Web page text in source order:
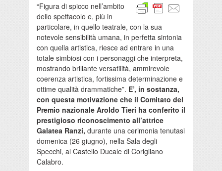
“Figura di spicco nell’ambito
dello spettacolo e, più in
particolare, in quello teatrale, con la sua
notevole sensibilità umana, in perfetta sintonia
con quella artistica, riesce ad entrare in una
totale simbiosi con i personaggi che interpreta,
mostrando brillante versatilità, ammirevole
coerenza artistica, fortissima determinazione e
ottime qualità drammatiche”. E’, in sostanza,
con questa motivazione che il Comitato del
Premio nazionale Aroldo Tieri ha conferito il
prestigioso riconoscimento all’attrice
Galatea Ranzi, durante una cerimonia tenutasi
domenica (26 giugno), nella Sala degli
Specchi, al Castello Ducale di Corigliano
Calabro.